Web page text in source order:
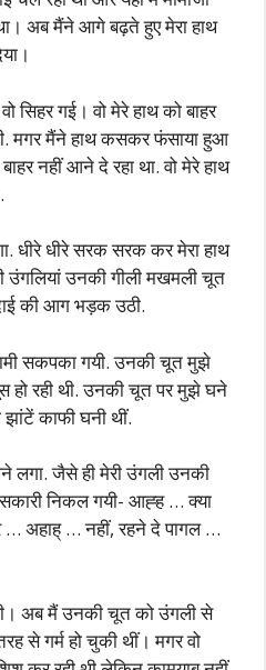
अब मैंने आगे बढ़ते हुए मेरा हाथ
सिहर गई। वो मेरे हाथ को बाहर
मगर मैंने हाथ कसकर फंसाया हुआ
नहीं आने दे रहा था. वो मेरे हाथ
धीरे धीरे सरक सरक कर मेरा हाथ
उंगलियां उनकी गीली मखमली चूत
की आग भड़क उठी.
सकपका गयी. उनकी चूत मुझे
हो रही थी. उनकी चूत पर मुझे घने
काफी घनी थीं.
जैसे ही मेरी उंगली उनकी
निकल गयी- आह्ह … क्या
… अहाह् … नहीं, रहने दे पागल …
अब मैं उनकी चूत को उंगली से
से गर्म हो चुकी थीं। मगर वो